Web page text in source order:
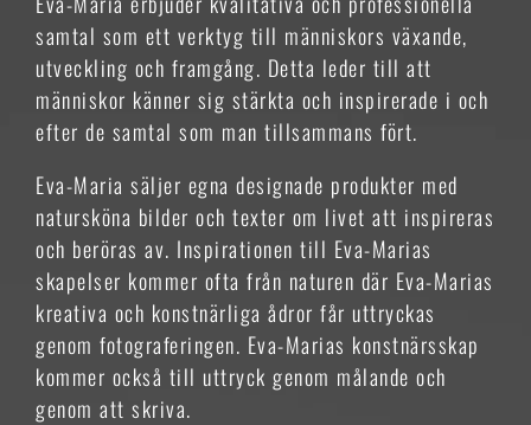
samtal som ett verktyg till människors växande,
utveckling och framgång. Detta leder till att
människor känner sig stärkta och inspirerade i och
efter de samtal som man tillsammans fört.
Eva-Maria säljer egna designade produkter med
natursköna bilder och texter om livet att inspireras
och beröras av. Inspirationen till Eva-Marias
skapelser kommer ofta från naturen där Eva-Marias
kreativa och konstnärliga ådror får uttryckas
genom fotograferingen. Eva-Marias konstnärsskap
kommer också till uttryck genom målande och
genom att skriva.